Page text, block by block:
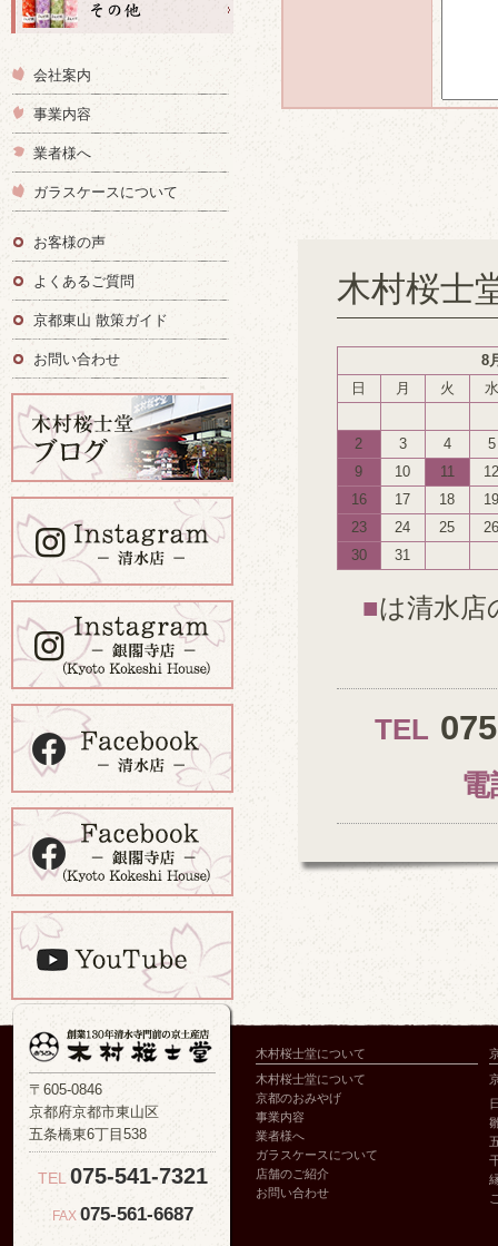
木村桜士
8
日
月 火 水
2 3 4
5
9
10 11
12
16
17 18
19
23
24 25
26
30
31
■は清水店
TEL
電
会社案内
事業内容
業者様へ
ガラスケースについて
お客様の声
よくあるご質問
京都東山 散策ガイド
お問い合わせ
〒605-0846
京都府京都市東山区
五条橋東6丁目538
TEL 075-541-7321
FAX 075-561-6687
木村桜士堂について
木村桜士堂について
京都のおみやげ
事業内容
業者様へ
ガラスケースについて
店舗のご紹介
お問い合わせ